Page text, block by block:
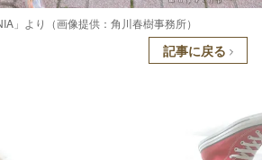
」より（画像提供：角川春樹事務所）
記事に戻る